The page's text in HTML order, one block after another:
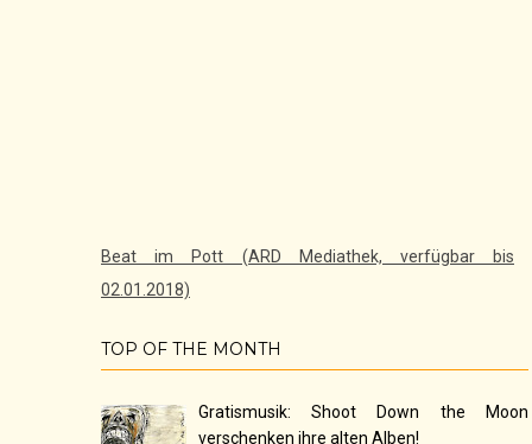
Beat im Pott (ARD Mediathek, verfügbar bis
02.01.2018)
TOP OF THE MONTH
Gratismusik: Shoot Down the Moon
verschenken ihre alten Alben!